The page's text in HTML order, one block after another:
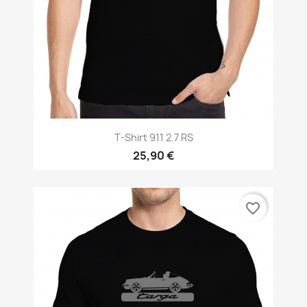
T-Shirt 911 2.7 RS
25,90 €
favorite_border